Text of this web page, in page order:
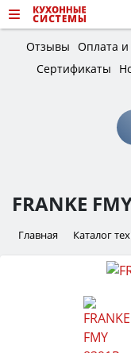
Отзывы Оплата и
Сертификаты
FRANKE
Главная Каталог